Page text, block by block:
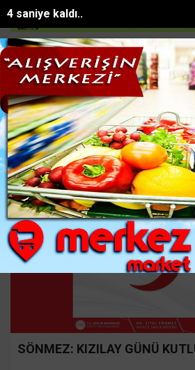
4 saniye kaldı..
Ehliyetsiz direksiyon
Kizilay Gunu Kutlu Olsun
SÖNMEZ: KIZILAY GÜNÜ